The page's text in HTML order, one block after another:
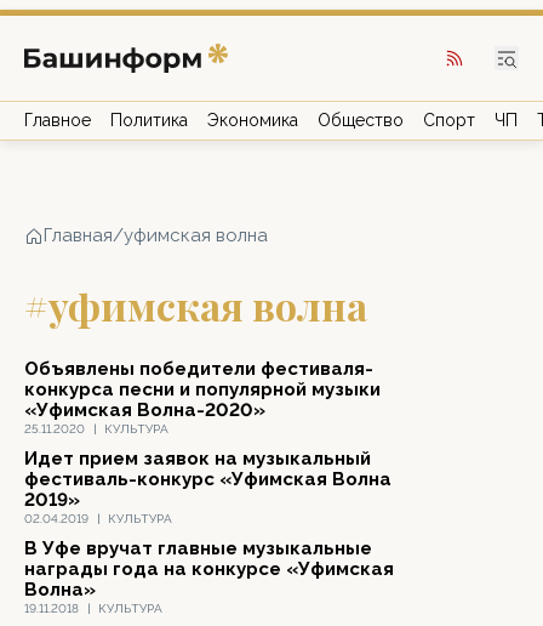
Главное Политика Экономика Общество Спорт ЧП
Главная/уфимская волна
#уфимская волна
25.11.2020 | КУЛЬТУРА
Объявлены победители фестиваля-
конкурса песни и популярной музыки
«Уфимская Волна-2020»
02.04.2019 | КУЛЬТУРА
Идет прием заявок на музыкальный
фестиваль-конкурс «Уфимская Волна
2019»
19.11.2018 | КУЛЬТУРА
В Уфе вручат главные музыкальные
награды года на конкурсе «Уфимская
Волна»